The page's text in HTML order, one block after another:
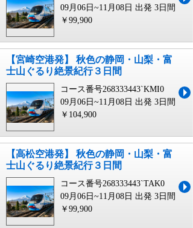
09月06日~11月08日 出発 3日間
￥99,900
【宮崎空港発】 秋色の静岡・山梨・富
士山ぐるり絶景紀行３日間
コース番号268333443`KMI0
09月06日~11月08日 出発 3日間
￥104,900
【高松空港発】 秋色の静岡・山梨・富
士山ぐるり絶景紀行３日間
コース番号268333443`TAK0
09月06日~11月08日 出発 3日間
￥99,900